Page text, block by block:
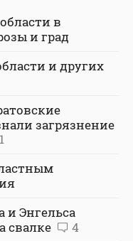
в
и град
и других
загрязнение
1
и Энгельса
свалке
4